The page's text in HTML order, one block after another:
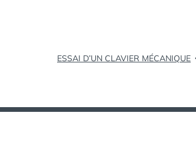
ESSAI D’UN CLAVIER MÉCANIQUE